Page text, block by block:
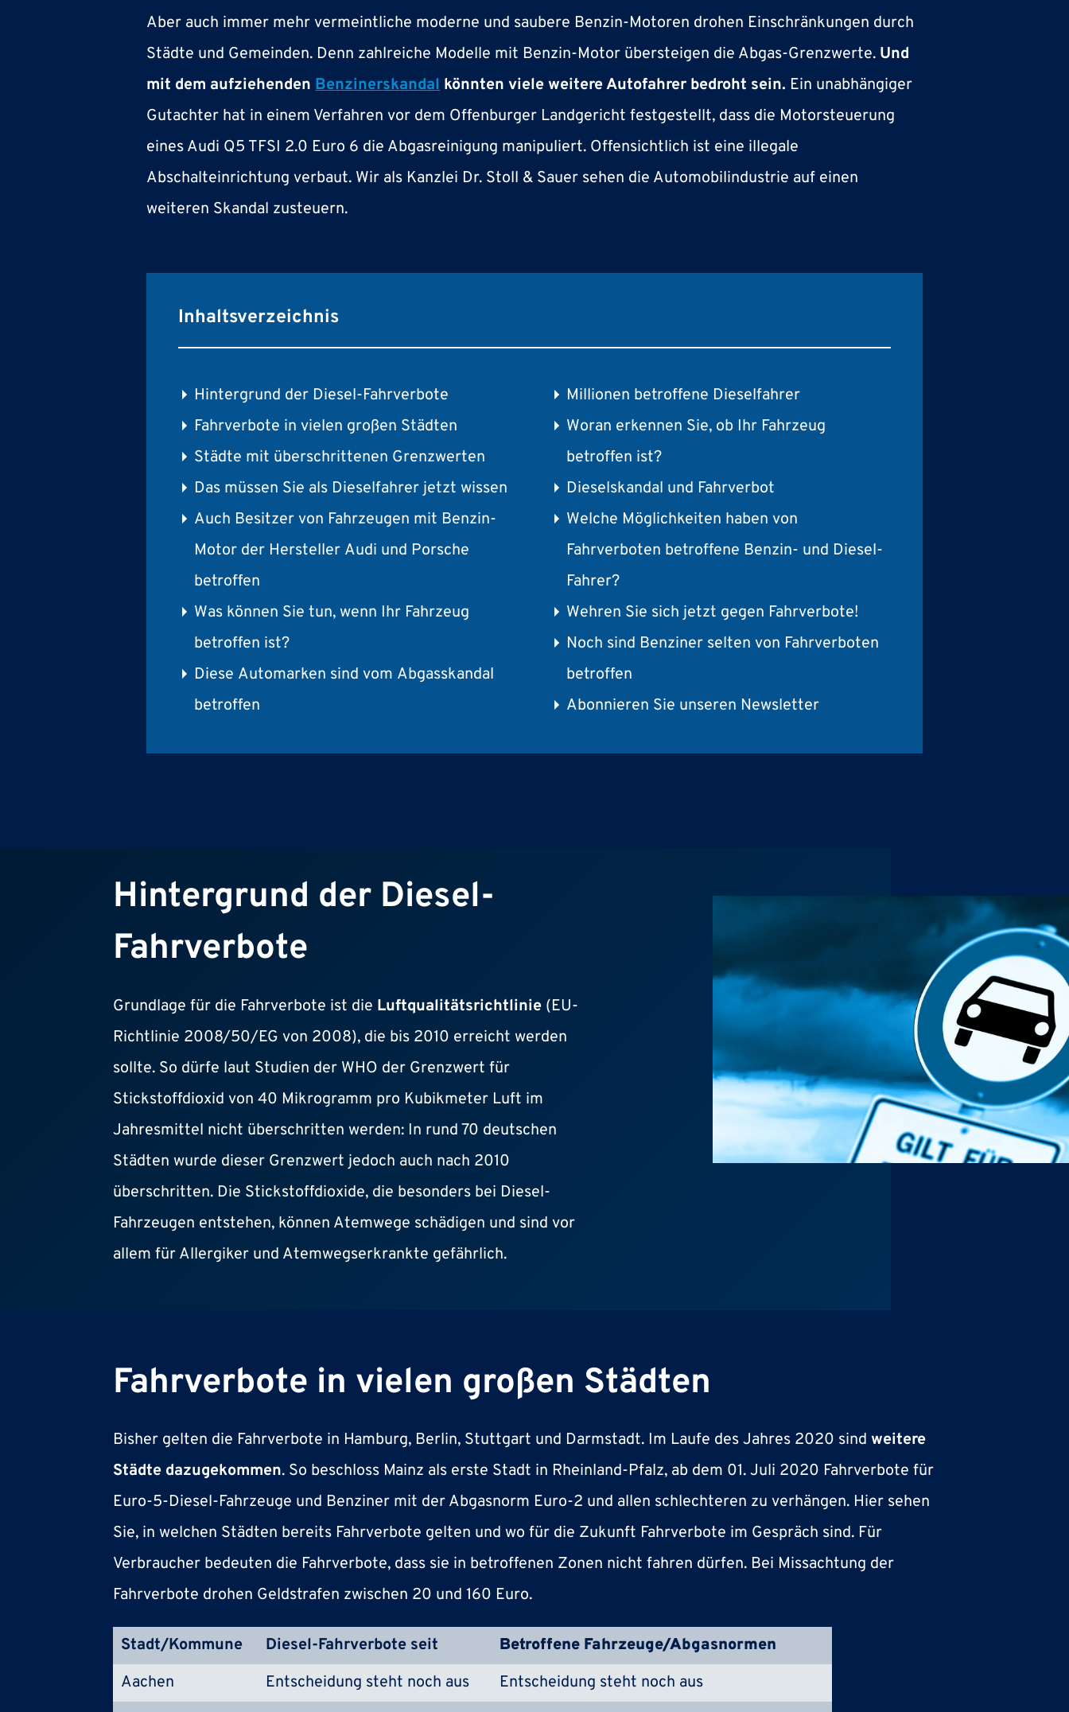
Aber auch immer mehr vermeintliche moderne und saubere Benzin-Motoren drohen Einschränkungen durch
Städte und Gemeinden. Denn zahlreiche Modelle mit Benzin-Motor übersteigen die Abgas-Grenzwerte. Und
mit dem aufziehendenBenzinerskandalkönnten viele weitere Autofahrer bedroht sein. Ein unabhängiger
Gutachter hat in einem Verfahren vor dem Offenburger Landgericht festgestellt, dass die Motorsteuerung
eines Audi Q5 TFSI 2.0 Euro 6 die Abgasreinigung manipuliert. Offensichtlich ist eine illegale
Abschalteinrichtung verbaut. Wir als Kanzlei Dr. Stoll & Sauer sehen die Automobilindustrie auf einen
weiteren Skandal zusteuern.
Inhaltsverzeichnis
Hintergrund der Diesel-Fahrverbote
Fahrverbote in vielen großen Städten
Städte mit überschrittenen Grenzwerten
Das müssen Sie als Dieselfahrer jetzt wissen
Auch Besitzer von Fahrzeugen mit Benzin-
Motor der Hersteller Audi und Porsche
betroffen
Was können Sie tun, wenn Ihr Fahrzeug
betroffen ist?
Diese Automarken sind vom Abgasskandal
betroffen
Millionen betroffene Dieselfahrer
Woran erkennen Sie, ob Ihr Fahrzeug
betroffen ist?
Dieselskandal und Fahrverbot
Welche Möglichkeiten haben von
Fahrverboten betroffene Benzin- und Diesel-
Fahrer?
Wehren Sie sich jetzt gegen Fahrverbote!
Noch sind Benziner selten von Fahrverboten
betroffen
Abonnieren Sie unseren Newsletter
Hintergrund der Diesel-
Fahrverbote
Grundlage für die Fahrverbote ist die Luftqualitätsrichtlinie(EU-
Richtlinie 2008/50/EG von 2008), die bis 2010 erreicht werden
sollte. So dürfe laut Studien der WHO der Grenzwert für
Stickstoffdioxid von 40 Mikrogramm pro Kubikmeter Luft im
Jahresmittel nicht überschritten werden: In rund 70 deutschen
Städten wurde dieser Grenzwert jedoch auch nach 2010
überschritten. Die Stickstoffdioxide, die besonders bei Diesel-
Fahrzeugen entstehen, können Atemwege schädigen und sind vor
allem für Allergiker und Atemwegserkrankte gefährlich.
Fahrverbote in vielen großen Städten
Bisher gelten die Fahrverbote in Hamburg, Berlin, Stuttgart und Darmstadt. Im Laufe des Jahres 2020 sind weitere
Städte dazugekommen. So beschloss Mainz als erste Stadt in Rheinland-Pfalz, ab dem 01. Juli 2020 Fahrverbote für
Euro-5-Diesel-Fahrzeuge und Benziner mit der Abgasnorm Euro-2 und allen schlechteren zu verhängen. Hier sehen
Sie, in welchen Städten bereits Fahrverbote gelten und wo für die Zukunft Fahrverbote im Gespräch sind. Für
Verbraucher bedeuten die Fahrverbote, dass sie in betroffenen Zonen nicht fahren dürfen. Bei Missachtung der
Fahrverbote drohen Geldstrafen zwischen 20 und 160 Euro.
Stadt/Kommune Diesel-Fahrverbote seit
Betroffene Fahrzeuge/Abgasnormen
Aachen
Entscheidung steht noch aus
Entscheidung steht noch aus